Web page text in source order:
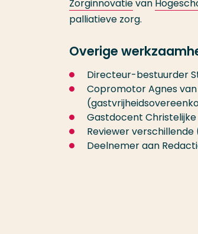
Zorginnovatievan
palliatieve zorg.
Overige
Directeur-bestuurder
Copromotor Agnes
Gastdocent Christelijke
Reviewer
Deelnemer aan